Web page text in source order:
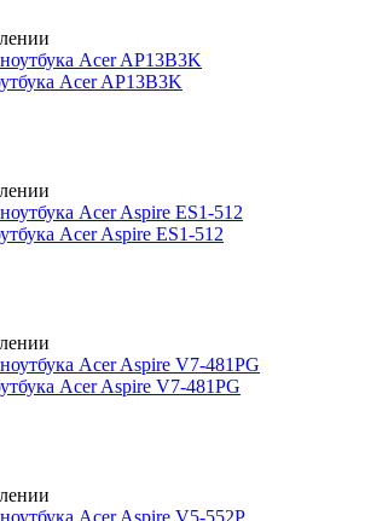
Acer AP13B3K
Acer Aspire ES1-512
Acer Aspire V7-481PG